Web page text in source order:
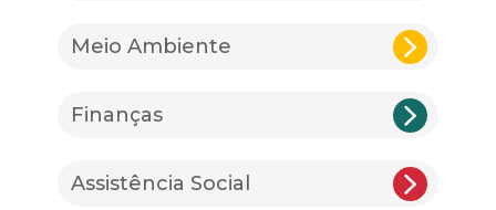
Meio Ambiente
Finanças
Assistência Social